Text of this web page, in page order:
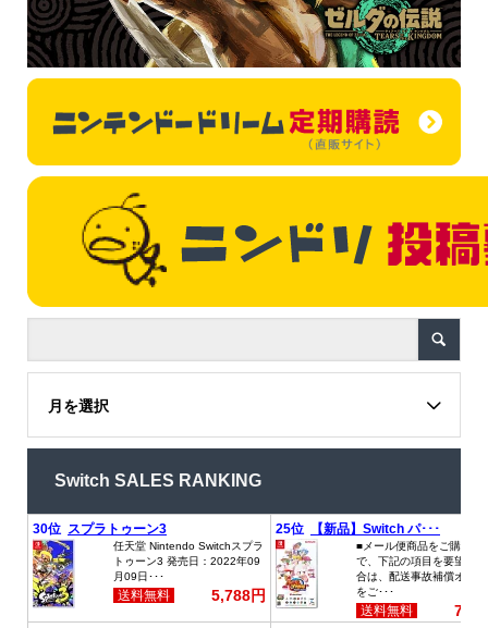
月を選択
Switch SALES RANKING